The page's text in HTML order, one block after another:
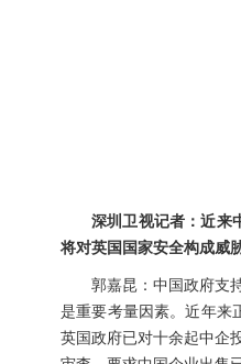
深圳卫视记者：近来
将对英国国家安全构成威
郭嘉昆：中国政府支
是重要考量因素。近年来
英国政府已对十余起中企